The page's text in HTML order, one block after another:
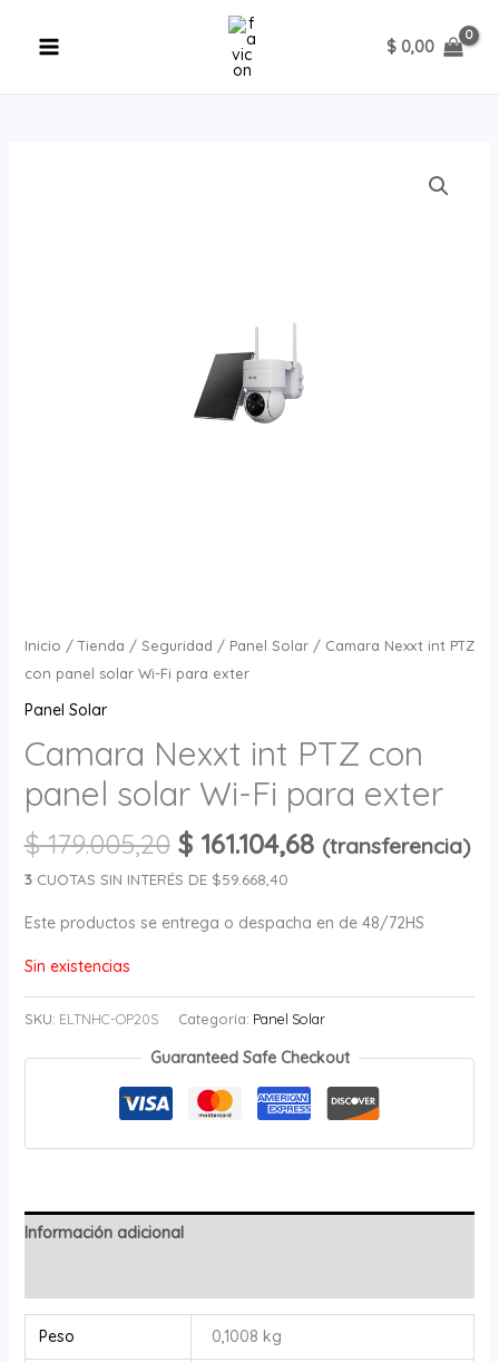
$ 0,00
Inicio /Tienda / Seguridad / Panel Solar/ Camara Nexxt int PTZ
con panel solar Wi-Fi para exter
Panel Solar
Camara Nexxt int PTZ con
panel solar Wi-Fi para exter
$179.005,20 $161.104,68 (transferencia)
3CUOTAS SIN INTERÉS DE $59.668,40
Este productos se entrega o despacha en de 48/72HS
Sin existencias
SKU: ELTNHC-OP20S Categoría: Panel Solar
Guaranteed Safe Checkout
Información adicional
Peso 0,1008 kg